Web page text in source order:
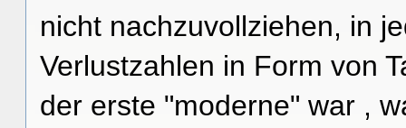
nicht nachzuvollziehen, in
Verlustzahlen in Form von
der erste "moderne" war ,